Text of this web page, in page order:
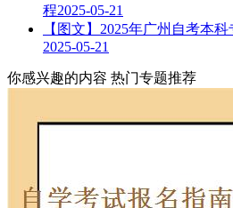
程2025-05-21
【图文】2025年广州自考本
2025-05-21
你感兴趣的内容 热门专题推荐